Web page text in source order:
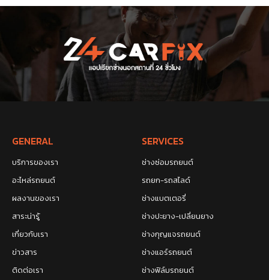
GENERAL
บริการของเรา
อะไหล่รถยนต์
ผลงานของเรา
สาระน่ารู้
เกี่ยวกับเรา
ข่าวสาร
ติดต่อเรา
SERVICES
ช่างซ่อมรถยนต์
รถยก-รถสไลด์
ช่างแบตเตอรี่
ช่างปะยาง-เปลี่ยนยาง
ช่างกุญแจรถยนต์
ช่างแอร์รถยนต์
ช่างฟิล์มรถยนต์